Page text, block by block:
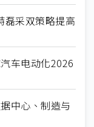
采双策略提高
车电动化2026
中心、制造与